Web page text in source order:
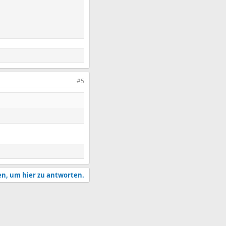
#5
um hier zu antworten.